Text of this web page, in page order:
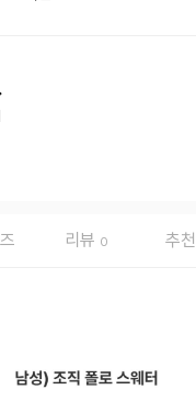
리뷰 0 추천